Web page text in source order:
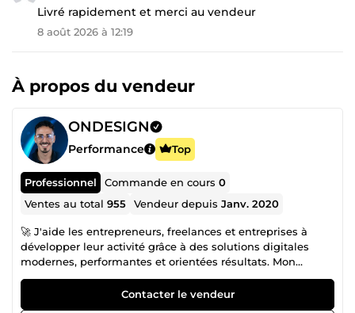
Livré rapidement et merci au vendeur
8 août 2026 à 12:19
À propos du vendeur
ONDESIGN
Performance Top
Professionnel Commande en cours0
Ventes au total955 Vendeur depuisJanv. 2020
🚀 J'aide les entrepreneurs, freelances et entreprises à
développer leur activité grâce à des solutions digitales
modernes, performantes et orientées résultats. Mon
objectif est de créer des systèmes qui améliorent votre
visibilité, renforcent votre image de marque et
automatisent vos processus afin que vous puissiez vous
Contacter le vendeur